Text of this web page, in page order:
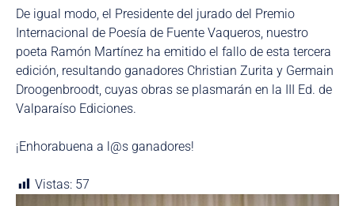
De igual modo, el Presidente del jurado del Premio
Internacional de Poesía de Fuente Vaqueros, nuestro
poeta Ramón Martínez ha emitido el fallo de esta tercera
edición, resultando ganadores Christian Zurita y Germain
Droogenbroodt, cuyas obras se plasmarán en la III Ed. de
Valparaíso Ediciones.
¡Enhorabuena a l@s ganadores!
Vistas: 57